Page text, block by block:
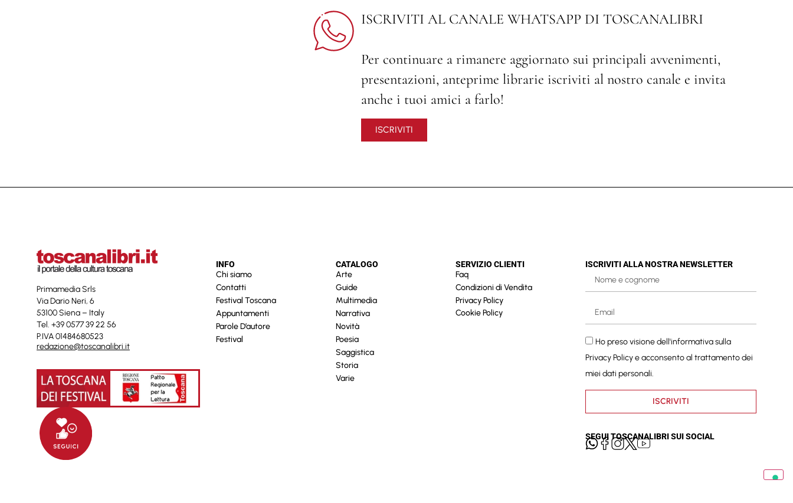
ISCRIVITI AL CANALE WHATSAPP DI TOSCANALIBRI
Per continuare a rimanere aggiornato sui principali avvenimenti,
presentazioni, anteprime librarie iscriviti al nostro canale e invita
anche i tuoi amici a farlo!
ISCRIVITI
Primamedia Srls
Via Dario Neri, 6
53100 Siena – Italy
Tel. +39 0577 39 22 56
P.IVA 01484680523
redazione@toscanalibri.it
INFO
Chi siamo
Contatti
Festival Toscana
Appuntamenti
Parole D’autore
Festival
CATALOGO
Arte
Guide
Multimedia
Narrativa
Novità
Poesia
Saggistica
Storia
Varie
SERVIZIO CLIENTI
Faq
Condizioni di Vendita
Privacy Policy
Cookie Policy
ISCRIVITI ALLA NOSTRA NEWSLETTER
Ho preso visione dell'informativa sulla
Privacy Policye acconsento al trattamento dei
miei dati personali.
ISCRIVITI
SEGUI TOSCANALIBRI SUI SOCIAL